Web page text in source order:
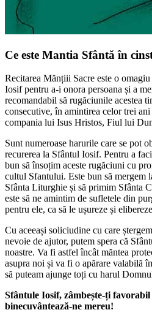
Ce este Mantia Sfântă în
Recitarea Mănțiii Sacre este o
Iosif pentru a-i onora persoana și a
recomandabil să rugăciunile acestea
consecutive, în amintirea celor trei
compania lui Isus Hristos, Fiul lui
Sunt numeroase harurile care se pot
recurerea la Sfântul Iosif. Pentru a
bun să însoțim aceste rugăciuni cu
cultul Sfantului. Este bun să mergem
Sfânta Liturghie și să primim Sfânta
este să ne amintim de sufletele din
pentru ele, ca să le ușureze și
Cu aceeași soliciudine cu care
nevoie de ajutor, putem spera că
noastre. Va fi astfel încât măntea
asupra noi și va fi o apărare valabilă
să puteam ajunge toți cu harul
Sfântule Iosif, zâmbește-ți
binecuvântează-ne mereu!